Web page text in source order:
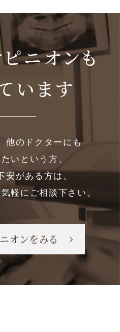
ニオンも
います
他のドクターにも
いという方、
安がある方は、
軽にご相談下さい。
オンをみる